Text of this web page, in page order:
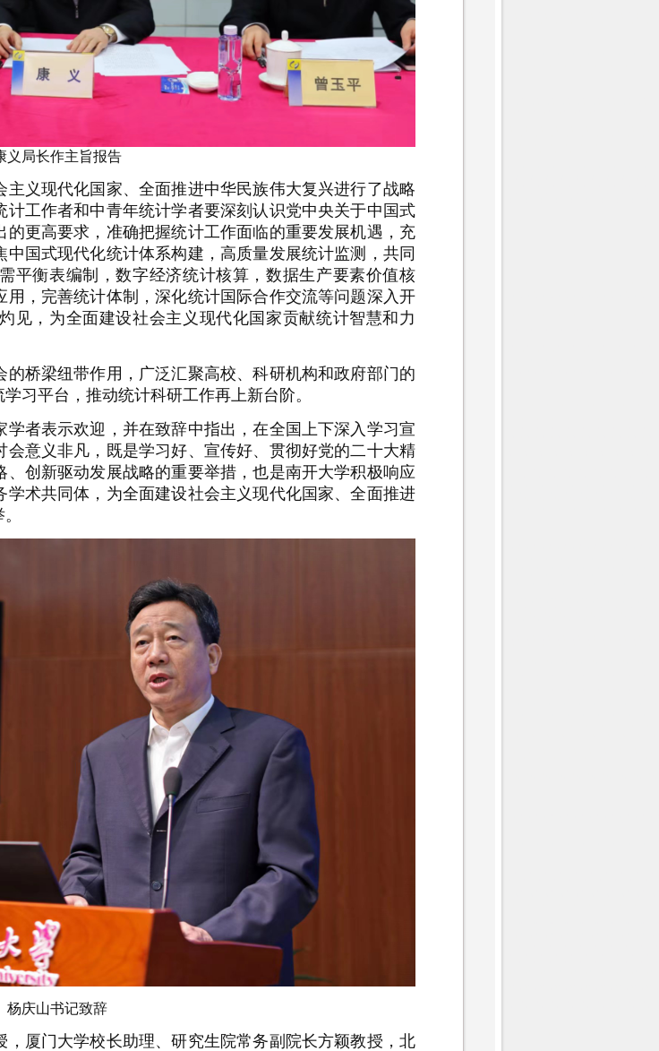
义局长作主旨报告
义现代化国家、全面推进中华民族伟大复兴进行了战略
工作者和中青年统计学者要深刻认识党中央关于中国式
更高要求，准确把握统计工作面临的重要发展机遇，充
国式现代化统计体系构建，高质量发展统计监测，共同
平衡表编制，数字经济统计核算，数据生产要素价值核
，完善统计体制，深化统计国际合作交流等问题深入开
见，为全面建设社会主义现代化国家贡献统计智慧和力
桥梁纽带作用，广泛汇聚高校、科研机构和政府部门的
习平台，推动统计科研工作再上新台阶。
者表示欢迎，并在致辞中指出，在全国上下深入学习宣
意义非凡，既是学习好、宣传好、贯彻好党的二十大精
创新驱动发展战略的重要举措，也是南开大学积极响应
术共同体，为全面建设社会主义现代化国家、全面推进
杨庆山书记致辞
厦门大学校长助理、研究生院常务副院长方颖教授，北